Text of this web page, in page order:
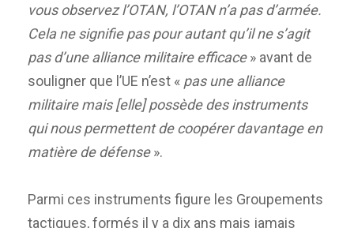
vous observez l’OTAN, l’OTAN n’a pas d’armée.
Cela ne signifie pas pour autant qu’il ne s’agit
pas d’une alliance militaire efficace» avant de
souligner que l’UE n’est « pas une alliance
militaire mais [elle] possède des instruments
qui nous permettent de coopérer davantage en
matière de défense».
Parmi ces instruments figure les Groupements
tactiques, formés il y a dix ans mais jamais